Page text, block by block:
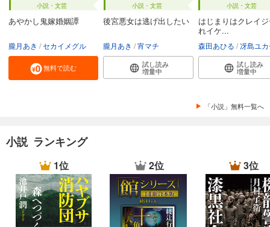
小説・文芸
あやかし鬼嫁婚姻譚
朧月あき セカイメグル
無料で読む
小説・文芸
後宮悪女は逃げ出したい
朧月あき 宵マチ
試し読み
増量中
小説・文芸
はじまりはクレイ
れイケ...
森田あひる 冴島ユ
試し読み
増量中
「小説」無料一覧へ
小説 ランキング
1位 2位 3位